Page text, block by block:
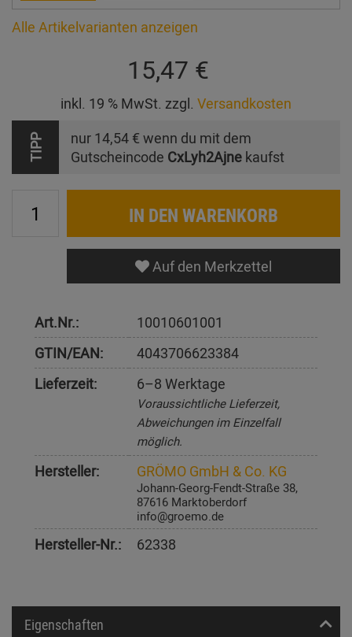
Alle Artikelvarianten anzeigen
15,47 €
inkl. 19 % MwSt. zzgl. Versandkosten
TIPP nur 14,54 € wenn du mit dem
Gutscheincode CxLyh2Ajne kaufst
IN DEN WARENKORB
Auf den Merkzettel
Art.Nr.:
10010601001
GTIN/EAN:
4043706623384
Lieferzeit:
6–8 Werktage
Voraussichtliche Lieferzeit,
Abweichungen im Einzelfall
möglich.
Hersteller: GRÖMO GmbH & Co. KG
Johann-Georg-Fendt-Straße 38,
87616 Marktoberdorf
info@groemo.de
Hersteller-Nr.: 62338
Eigenschaften